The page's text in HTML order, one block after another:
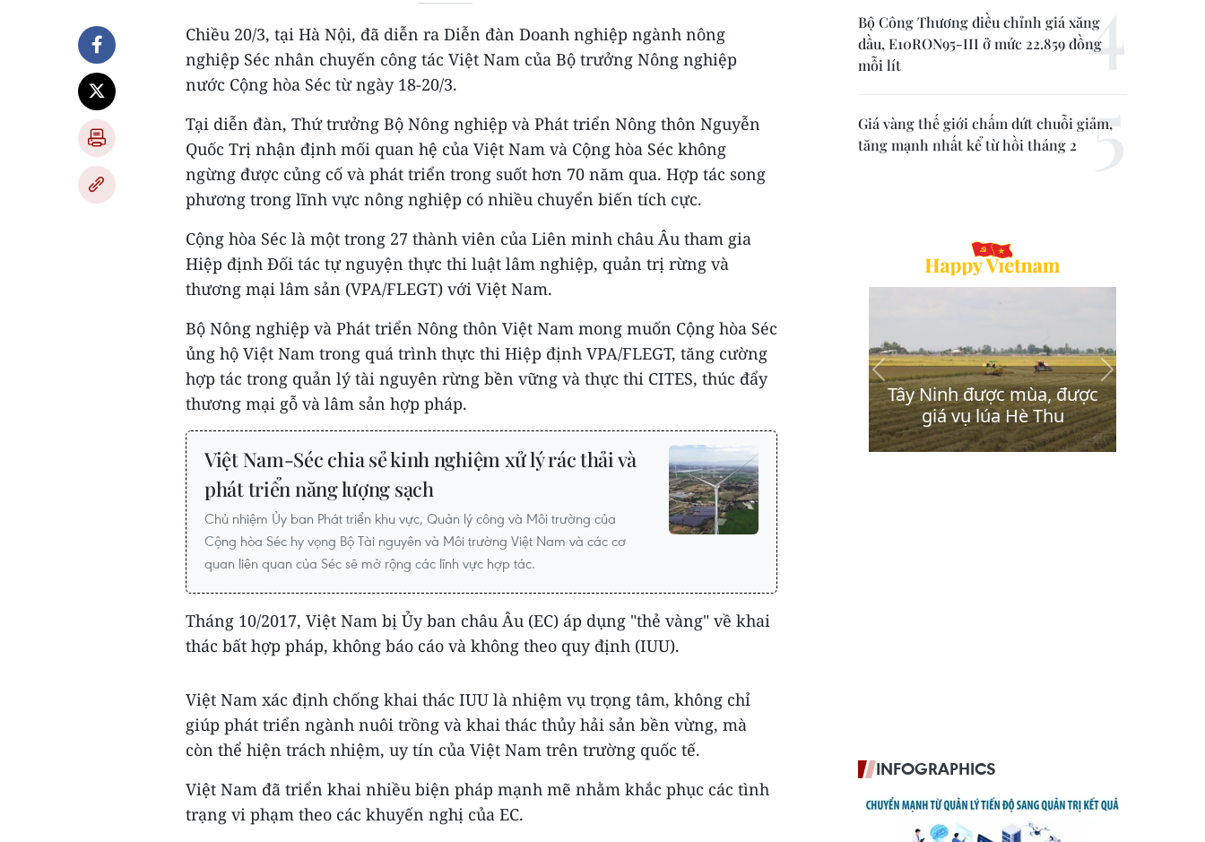
Chiều 20/3, tại Hà Nội, đã diễn ra Diễn đàn Doanh nghiệp ngành nông
nghiệp Séc nhân chuyến công tác Việt Nam của Bộ trưởng Nông nghiệp
nước Cộng hòa Séc từ ngày 18-20/3.
Tại diễn đàn, Thứ trưởng Bộ Nông nghiệp và Phát triển Nông thôn Nguyễn
Quốc Trị nhận định mối quan hệ của Việt Nam và Cộng hòa Séc không
ngừng được củng cố và phát triển trong suốt hơn 70 năm qua. Hợp tác song
phương trong lĩnh vực nông nghiệp có nhiều chuyển biến tích cực.
Cộng hòa Séc là một trong 27 thành viên của Liên minh châu Âu tham gia
Hiệp định Đối tác tự nguyện thực thi luật lâm nghiệp, quản trị rừng và
thương mại lâm sản (VPA/FLEGT) với Việt Nam.
Bộ Nông nghiệp và Phát triển Nông thôn Việt Nam mong muốn Cộng hòa Séc
ủng hộ Việt Nam trong quá trình thực thi Hiệp định VPA/FLEGT, tăng cường
hợp tác trong quản lý tài nguyên rừng bền vững và thực thi CITES, thúc đẩy
thương mại gỗ và lâm sản hợp pháp.
Việt Nam-Séc chia sẻ kinh nghiệm xử lý rác thải và
phát triển năng lượng sạch
Chủ nhiệm Ủy ban Phát triển khu vực, Quản lý công và Môi trường của
Cộng hòa Séc hy vọng Bộ Tài nguyên và Môi trường Việt Nam và các cơ
quan liên quan của Séc sẽ mở rộng các lĩnh vực hợp tác.
Tháng 10/2017, Việt Nam bị Ủy ban châu Âu (EC) áp dụng "thẻ vàng" về khai
thác bất hợp pháp, không báo cáo và không theo quy định (IUU).
Việt Nam xác định chống khai thác IUU là nhiệm vụ trọng tâm, không chỉ
giúp phát triển ngành nuôi trồng và khai thác thủy hải sản bền vừng, mà
còn thể hiện trách nhiệm, uy tín của Việt Nam trên trường quốc tế.
Việt Nam đã triển khai nhiều biện pháp mạnh mẽ nhằm khắc phục các tình
trạng vi phạm theo các khuyến nghị của EC.
Bộ Công Thương điều chỉnh giá xăng
dầu, E10RON95-III ở mức 22.859 đồng
mỗi lít
Giá vàng thế giới chấm dứt chuỗi giảm,
tăng mạnh nhất kể từ hồi tháng 2
INFOGRAPHICS